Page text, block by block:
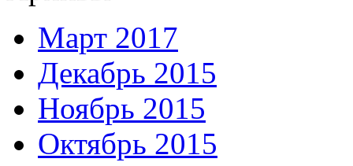
Март 2017
Декабрь 2015
Ноябрь 2015
Октябрь 2015